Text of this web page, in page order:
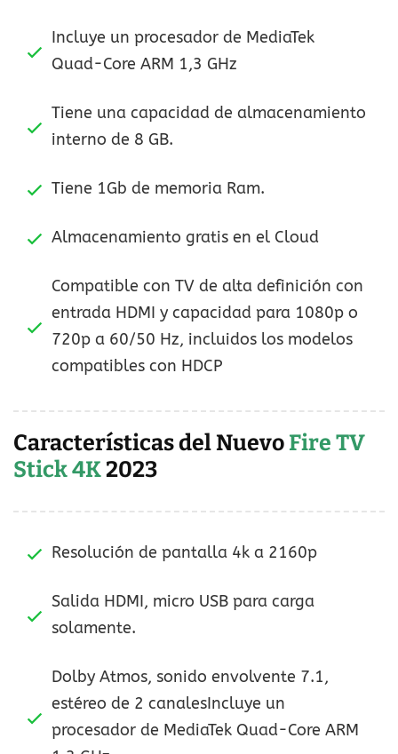
Incluye un procesador de MediaTek
Quad-Core ARM 1,3 GHz
Tiene una capacidad de almacenamiento
interno de 8 GB.
Tiene 1Gb de memoria Ram.
Almacenamiento gratis en el Cloud
Compatible con TV de alta definición con
entrada HDMI y capacidad para 1080p o
720p a 60/50 Hz, incluidos los modelos
compatibles con HDCP
Características del Nuevo Fire TV
Stick 4K2023
Resolución de pantalla 4k a 2160p
Salida HDMI, micro USB para carga
solamente.
Dolby Atmos, sonido envolvente 7.1,
estéreo de 2 canalesIncluye un
procesador de MediaTek Quad-Core ARM